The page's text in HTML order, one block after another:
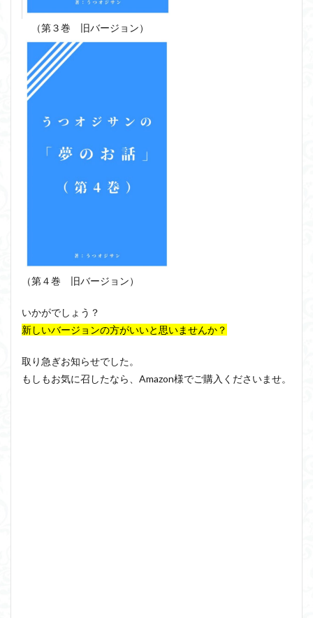
（第３巻 旧バージョン）
（第４巻 旧バージョン）
いかがでしょう？
新しいバージョンの方がいいと思いませんか？
取り急ぎお知らせでした。
もしもお気に召したなら、Amazon様でご購入くださいませ。